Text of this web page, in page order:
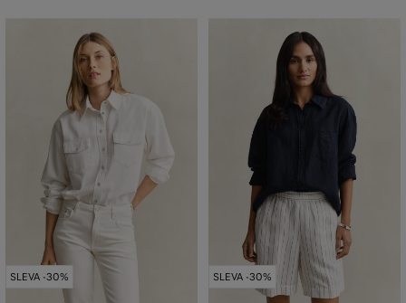
SLEVA -30% SLEVA -30%